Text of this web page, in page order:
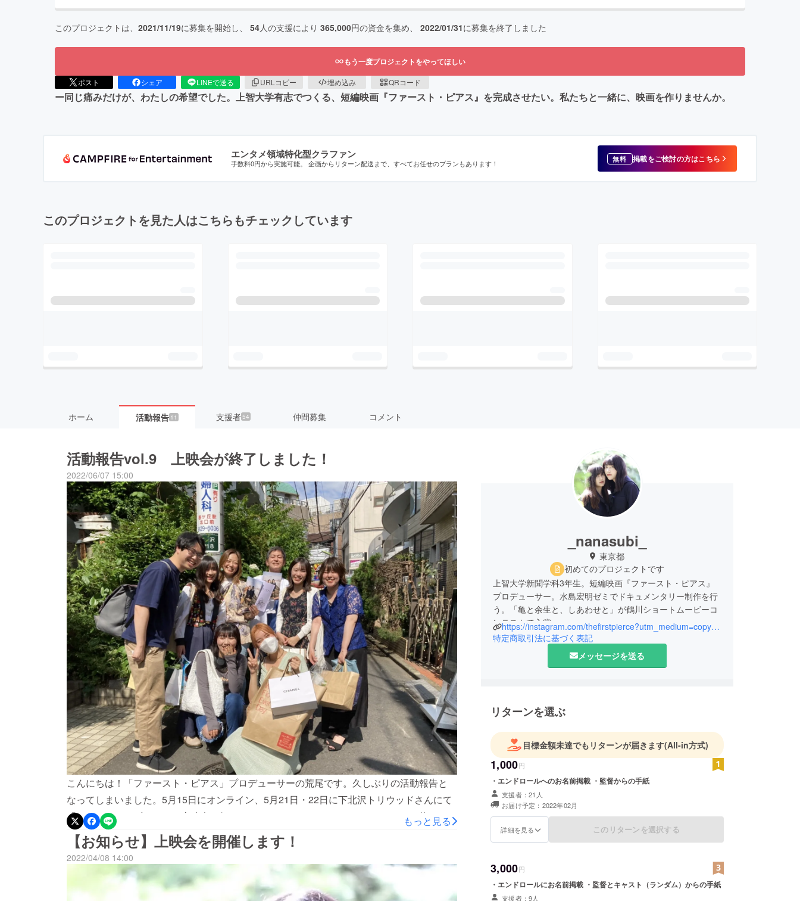
このプロジェクトは、 2021/11/19に募集を開始し、 54人の支援により 365,000円の資金を集め、 2022/01/31に募集を終了しました
もう一度プロジェクトをやってほしい
ポスト シェア LINEで送る URLコピー 埋め込み QRコード
ー同じ痛みだけが、わたしの希望でした。上智大学有志でつくる、短編映画『ファースト・ピアス』を完成させたい。私たちと一緒に、映画を作りませんか。
エンタメ領域特化型クラファン
手数料0円から実施可能。 企画からリターン配送まで、すべてお任せのプランもあります！ 無料 掲載をご検討の方はこちら
このプロジェクトを見た人はこちらもチェックしています
ホーム 活動報告 11 支援者54 仲間募集 コメント
活動報告vol.9 上映会が終了しました！
2022/06/07 15:00
こんにちは！「ファースト・ピアス」プロデューサーの荒尾です。久しぶりの活動報告と
なってしまいました。5月15日にオンライン、5月21日・22日に下北沢トリウッドさんにて
「ファースト・ピアス」の上映会を行いました。オンライン、オフラインあわせて約80人
の方にご来場いただくことができました。会場にいらしてくださった方はもちろん、オンラ
インで地方や海外からも参加してくださる方もいてとても嬉しい気持ちです。上映会後の挨
拶の様子約一年かかったこのプロジェクト、上映会を一個の目標に活動してきました。映画
の完成はもちろん、劇場で一緒に時間を作品を見るという時間をともにできたことは本当に
もっと見る
【お知らせ】上映会を開催します！
2022/04/08 14:00
_nanasubi_
東京都
初めてのプロジェクトです
上智大学新聞学科3年生。短編映画『ファースト・ピアス』
プロデューサー。水島宏明ゼミでドキュメンタリー制作を行
う。「亀と余生と、しあわせと」が鶴川ショートムービーコ
ンテストで入賞。
https://instagram.com/thefirstpierce?utm_medium=copy_link
特定商取引法に基づく表記
メッセージを送る
リターンを選ぶ
目標金額未達でもリターンが届きます(All-in方式)
1,000円
・エンドロールへのお名前掲載 ・監督からの手紙
支援者：21人
お届け予定：2022年02月
詳細を見る このリターンを選択する
3,000円
・エンドロールにお名前掲載 ・監督とキャスト（ランダム）からの手紙
支援者：9人